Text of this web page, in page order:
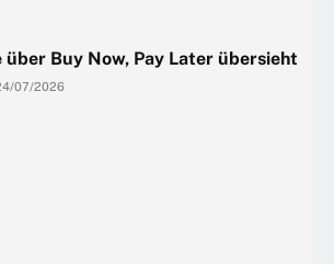
über Buy Now, Pay Later übersieht
07/2026